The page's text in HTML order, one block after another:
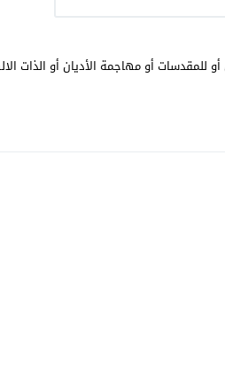
للمقدسات أو مهاجمة الأديان أو الذات